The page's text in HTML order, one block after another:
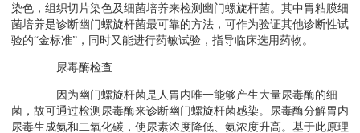
染色，组织切片染色及细菌培养来检测幽门螺旋杆菌。其中胃粘膜细
菌培养是诊断幽门螺旋杆菌最可靠的方法，可作为验证其他诊断性试
验的“金标准”，同时又能进行药敏试验，指导临床选用药物。
尿毒酶检查
因为幽门螺旋杆菌是人胃内唯一能够产生大量尿毒酶的细
菌，故可通过检测尿毒酶来诊断幽门螺旋杆菌感染。尿毒酶分解胃内
尿毒生成氨和二氧化碳，使尿素浓度降低、氨浓度升高。基于此原理